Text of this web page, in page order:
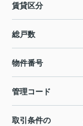
賃貸区分
総戸数
物件番号
管理コード
取引条件の